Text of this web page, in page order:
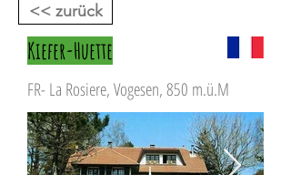
<< zurück
Kiefer-Huette
FR- La Rosiere, Vogesen, 850 m.ü.M